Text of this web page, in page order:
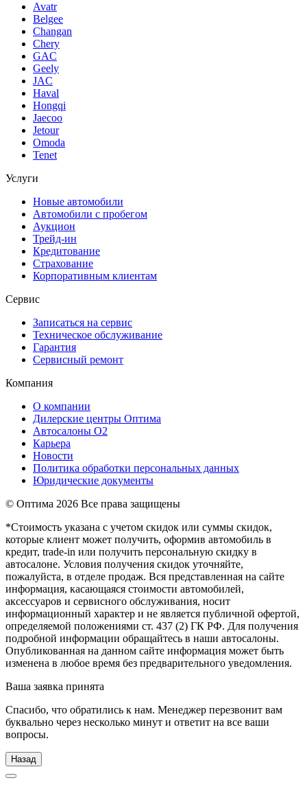
Avatr
Belgee
Changan
Chery
GAC
Geely
JAC
Haval
Hongqi
Jaecoo
Jetour
Omoda
Tenet
Услуги
Новые автомобили
Автомобили с пробегом
Аукцион
Трейд-ин
Кредитование
Страхование
Корпоративным клиентам
Сервис
Записаться на сервис
Техническое обслуживание
Гарантия
Сервисный ремонт
Компания
О компании
Дилерские центры Оптима
Автосалоны О2
Карьера
Новости
Политика обработки персональных данных
Юридические документы
© Оптима 2026 Все права защищены
*Стоимость указана с учетом скидок или суммы скидок,
которые клиент может получить, оформив автомобиль в
кредит, trade-in или получить персональную скидку в
автосалоне. Условия получения скидок уточняйте,
пожалуйста, в отделе продаж. Вся представленная на сайте
информация, касающаяся стоимости автомобилей,
аксессуаров и сервисного обслуживания, носит
информационный характер и не является публичной офертой,
определяемой положениями ст. 437 (2) ГК РФ. Для получения
подробной информации обращайтесь в наши автосалоны.
Опубликованная на данном сайте информация может быть
изменена в любое время без предварительного уведомления.
Ваша заявка принята
Спасибо, что обратились к нам. Менеджер перезвонит вам
буквально через несколько минут и ответит на все ваши
вопросы.
Назад